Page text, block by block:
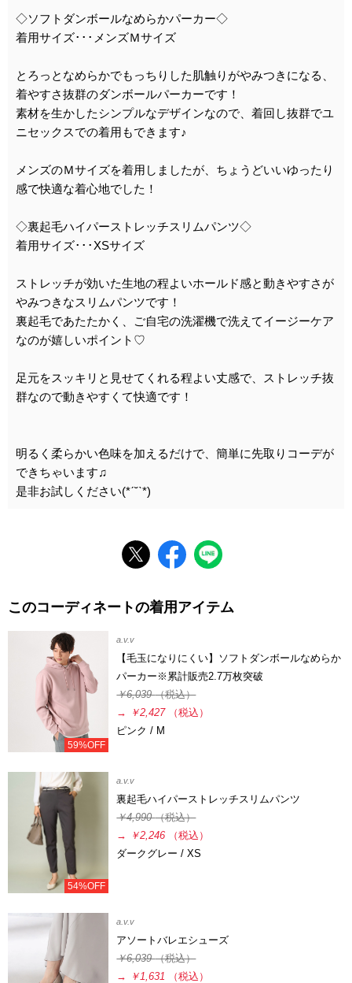
◇ソフトダンボールなめらかパーカー◇
着用サイズ･･･メンズＭサイズ
とろっとなめらかでもっちりした肌触りがやみつきになる、
着やすさ抜群のダンボールパーカーです！
素材を生かしたシンプルなデザインなので、着回し抜群でユ
ニセックスでの着用もできます♪
メンズのＭサイズを着用しましたが、ちょうどいいゆったり
感で快適な着心地でした！
◇裏起毛ハイパーストレッチスリムパンツ◇
着用サイズ･･･XSサイズ
ストレッチが効いた生地の程よいホールド感と動きやすさが
やみつきなスリムパンツです！
裏起毛であたたかく、ご自宅の洗濯機で洗えてイージーケア
なのが嬉しいポイント♡
足元をスッキリと見せてくれる程よい丈感で、ストレッチ抜
群なので動きやすくて快適です！
明るく柔らかい色味を加えるだけで、簡単に先取りコーデが
できちゃいます♫
是非お試しください(*ˊ˘ˋ*)
このコーディネートの着用アイテム
59%OFF
a.v.v
【毛玉になりにくい】ソフトダンボールなめらか
パーカー※累計販売2.7万枚突破
￥6,039（税込）
→
￥2,427
（税込）
ピンク / M
54%OFF
a.v.v
裏起毛ハイパーストレッチスリムパンツ
￥4,990（税込）
→
￥2,246
（税込）
ダークグレー / XS
a.v.v
アソートバレエシューズ
￥6,039（税込）
→
￥1,631 （税込）